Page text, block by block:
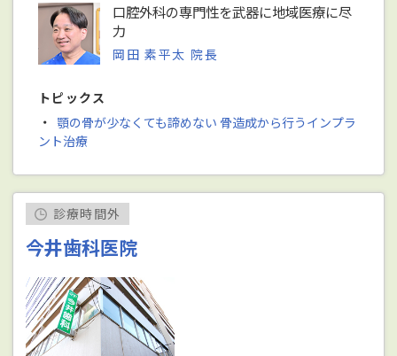
口腔外科の専門性を武器に地域医療に尽
力
岡田 素平太 院長
トピックス
・ 顎の骨が少なくても諦めない 骨造成から行うインプラ
ント治療
診療時間外
今井歯科医院